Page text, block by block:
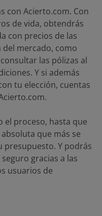
con Acierto.com. Con
de vida, obtendrás
con precios de las
mercado, como
las pólizas al
Y si además
tu elección, cuentas
el proceso, hasta que
que más se
presupuesto. Y podrás
gracias a las
usuarios de